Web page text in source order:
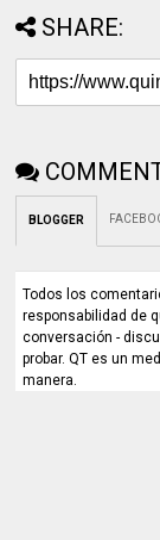
SHARE:
BLOGGER
Todos los
responsabilidad de
conversación -
probar. QT es un
manera.